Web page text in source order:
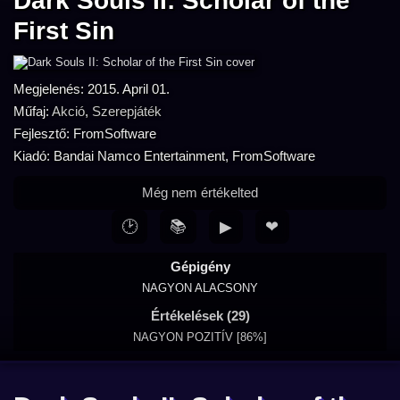
First Sin
Megjelenés: 2015. April 01.
Műfaj: Akció, Szerepjáték
Fejlesztő: FromSoftware
Kiadó: Bandai Namco Entertainment, FromSoftware
Gépigény
NAGYON ALACSONY
Értékelések (29)
NAGYON POZITÍV [86%]
Még nem értékelted
🕑 📚 ▶ ❤